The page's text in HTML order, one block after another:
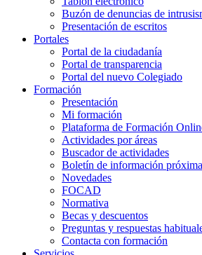
Buzón de denuncias de
Presentación de escritos
Portales
Portal de la ciudadanía
Portal de transparencia
Portal del nuevo Colegiado
Formación
Presentación
Mi formación
Plataforma de Formación
Actividades por áreas
Buscador de actividades
Boletín de información
Novedades
FOCAD
Normativa
Becas y descuentos
Preguntas y respuestas
Contacta con formación